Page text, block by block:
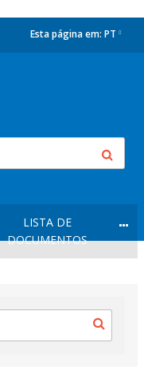
Esta página em: PT
LISTA DE
DOCUMENTOS